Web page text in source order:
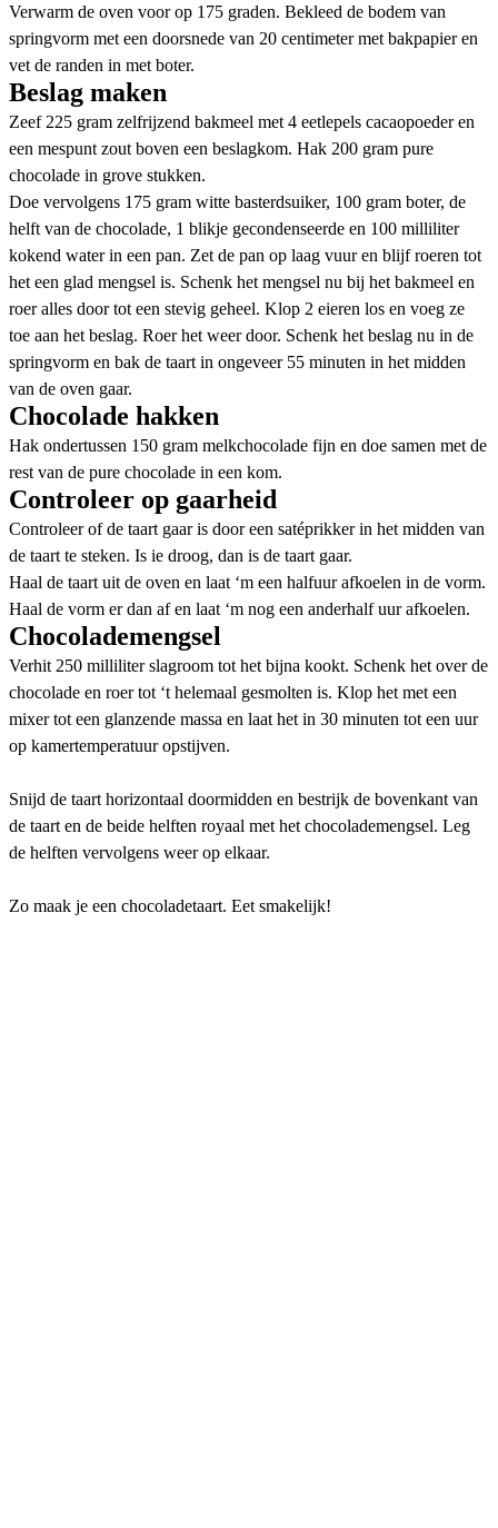
Verwarm de oven voor op 175 graden. Bekleed de bodem van
springvorm met een doorsnede van 20 centimeter met bakpapieren
vet de randen in met boter.
Beslag maken
Zeef 225 gram zelfrijzend bakmeel met 4 eetlepels cacaopoeder en
een mespunt zout boven een beslagkom. Hak 200 gram pure
chocolade in grove stukken.
Doe vervolgens 175 gram witte basterdsuiker, 100 gram boter, de
helft van de chocolade, 1 blikje gecondenseerde en 100 milliliter
kokend water in een pan. Zet de pan op laag vuur en blijf roeren tot
het een glad mengsel is. Schenk het mengsel nu bij het bakmeel en
roer alles door tot een stevig geheel. Klop 2 eieren los en voeg ze
toe aan het beslag. Roer het weer door. Schenk het beslag nu in de
springvorm en bak de taart in ongeveer 55 minuten in het midden
van de oven gaar.
Chocolade hakken
Hak ondertussen 150 gram melkchocolade fijn en doe samen met de
rest van de pure chocolade in een kom.
Controleer op gaarheid
Controleer of de taart gaar is door een satéprikker in het midden van
de taart te steken. Is ie droog, dan is de taart gaar.
Haal de taart uit de oven en laat ‘m een halfuur afkoelen in de vorm.
Haal de vorm er dan af en laat ‘m nog een anderhalf uur afkoelen.
Chocolademengsel
Verhit 250 milliliter slagroom tot het bijna kookt. Schenk het over de
chocolade en roer tot ‘t helemaal gesmolten is. Klop het met een
mixer tot een glanzende massa en laat het in 30 minuten tot een uur
op kamertemperatuur opstijven.
Snijd de taart horizontaal doormidden en bestrijk de bovenkant van
de taart en de beide helften royaal met het chocolademengsel. Leg
de helften vervolgens weer op elkaar.
Zo maak je een chocoladetaart. Eet smakelijk!